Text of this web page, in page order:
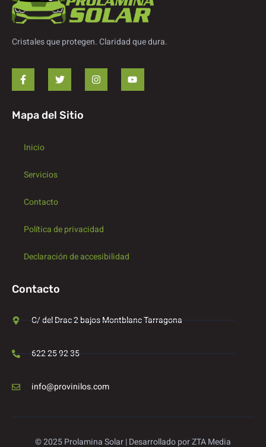
Cristales que protegen. Claridad que dura.
Mapa del Sitio
Inicio
Servicios
Contacto
Política de privacidad
Declaración de accesibilidad
Contacto
C/ del Drac 2 bajos Montblanc Tarragona
622 25 92 35
info@provinilos.com
© 2025 Prolamina Solar | Desarrollado por ZTA Media